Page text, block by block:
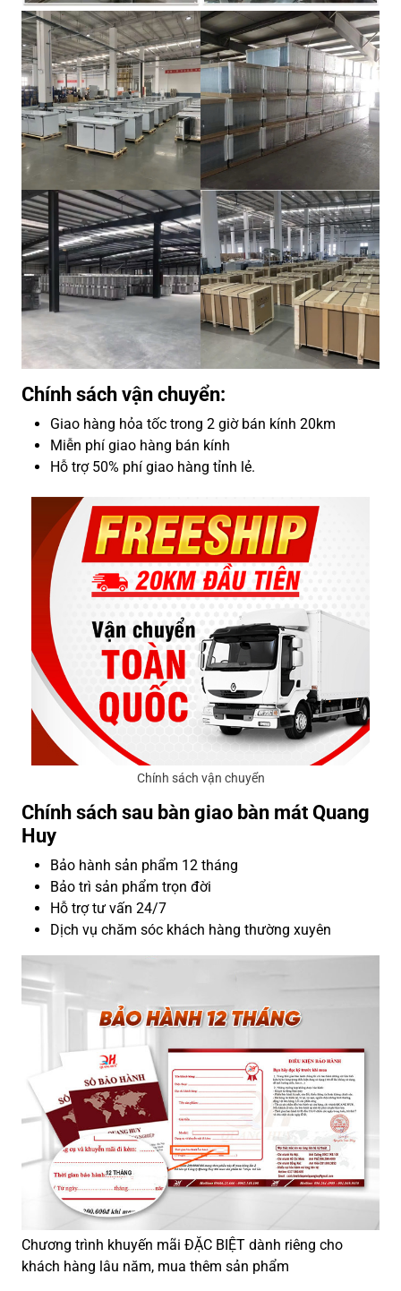
Chính sách vận chuyển:
Giao hàng hỏa tốc trong 2 giờ bán kính 20km
Miễn phí giao hàng bán kính
Hỗ trợ 50% phí giao hàng tỉnh lẻ.
Chính sách vận chuyển
Chính sách sau bàn giao bàn mát Quang
Huy
Bảo hành sản phẩm 12 tháng
Bảo trì sản phẩm trọn đời
Hỗ trợ tư vấn 24/7
Dịch vụ chăm sóc khách hàng thường xuyên
Chương trình khuyến mãi ĐẶC BIỆT dành riêng cho
khách hàng lâu năm, mua thêm sản phẩm